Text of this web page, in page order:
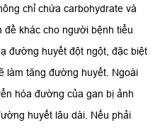
chỉ chứa carbohydrate và
khác cho người bệnh tiểu
đường huyết đột ngột, đặc biệt
làm tăng đường huyết. Ngoài
hóa đường của gan bị ảnh
huyết lâu dài. Nếu phải